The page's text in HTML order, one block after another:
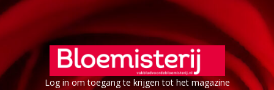
Log in om toegang te krijgen tot het magazine